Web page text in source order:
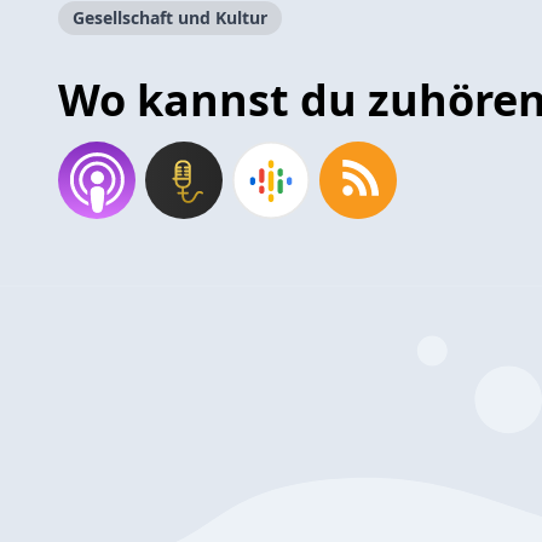
Gesellschaft und Kultur
Wo kannst du